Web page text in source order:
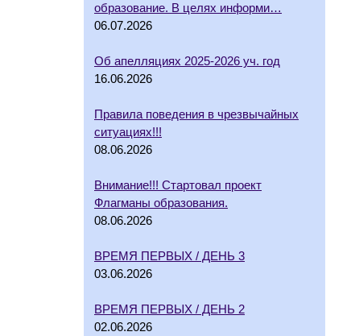
образование. В целях информи…
06.07.2026
Об апелляциях 2025-2026 уч. год
16.06.2026
Правила поведения в чрезвычайных
ситуациях!!!
08.06.2026
Внимание!!! Стартовал проект
Флагманы образования.
08.06.2026
ВРЕМЯ ПЕРВЫХ / ДЕНЬ 3
03.06.2026
ВРЕМЯ ПЕРВЫХ / ДЕНЬ 2
02.06.2026